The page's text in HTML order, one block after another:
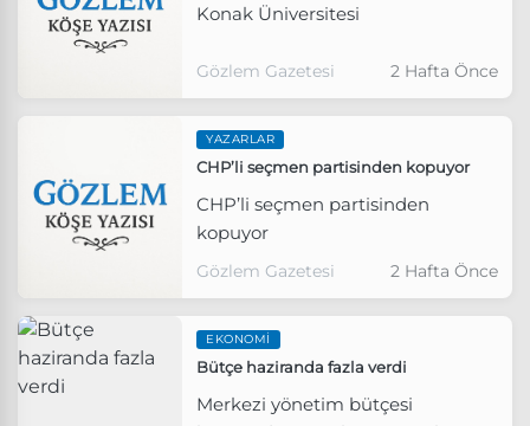
Konak Üniversitesi
Gözlem Gazetesi 2 Hafta Önce
YAZARLAR
CHP’li seçmen partisinden kopuyor
CHP’li seçmen partisinden
kopuyor
Gözlem Gazetesi 2 Hafta Önce
EKONOMI
Bütçe haziranda fazla verdi
Merkezi yönetim bütçesi